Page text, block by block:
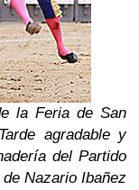
la Feria de San
agradable y
del Partido
Nazario Ibañez